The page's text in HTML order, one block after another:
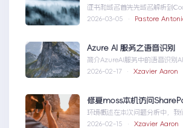
证书和域名首先先域名解析到
器，然后获取你的证书NGINX版
2026-03-05 · Pastore
Azure AI 服务之语音识别
简介AzureAI服务中的语音识别
项先进技术，旨在帮助开发者轻
2026-02-17 · Xzavier Aaron
环境概述在本次问题分析中，我
的运行环境。了解环境配置不仅
2026-02-15 · Xzavier Aaron